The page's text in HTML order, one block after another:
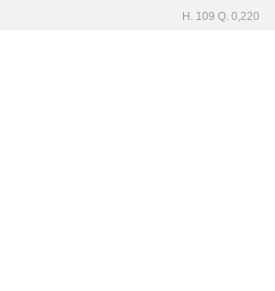
H. 109 Q. 0,220